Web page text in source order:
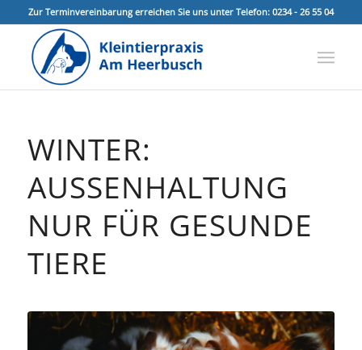
Zur Terminvereinbarung erreichen Sie uns unter Telefon: 0234 - 26 55 04
WINTER:
AUSSENHALTUNG N
UR FÜR GESUNDE T
IERE